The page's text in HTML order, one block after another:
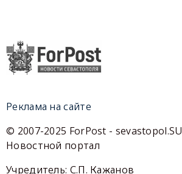
Реклама на сайте
© 2007-2025 ForPost - sevastopol.SU
Новостной портал
Учредитель: С.П. Кажанов